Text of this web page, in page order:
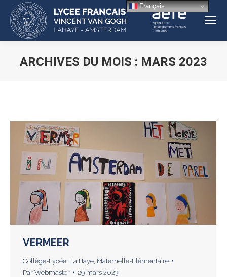
ARCHIVES DU MOIS : MARS 2023
VERMEER
Collège-Lycée, La Haye, Maternelle-Elémentaire
Par Webmaster 29 mars 2023
Français